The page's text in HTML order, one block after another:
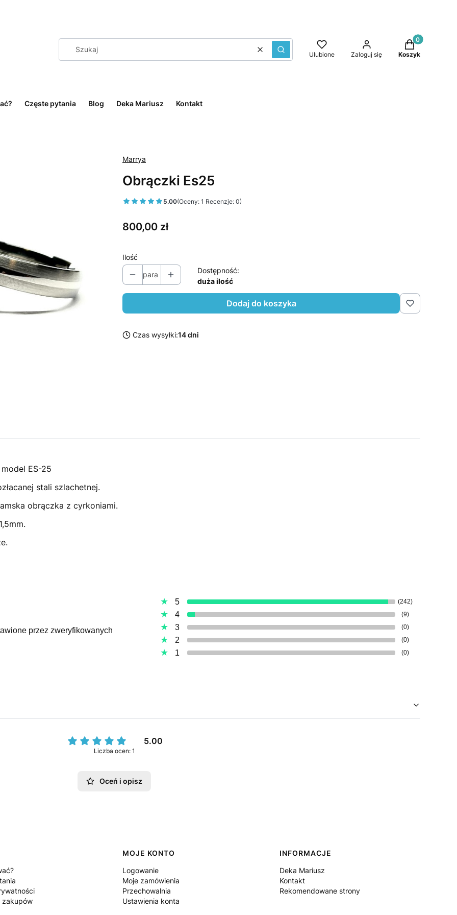
WyczyśćSzukaj Ulubione Zaloguj się
Produkty w
Koszyk
Częste pytania Blog Deka Mariusz Kontakt
Marrya
Obrączki Es25
5.00(Oceny: 1 Recenzje: 0)
Cena
800,00 zł
Ilość
para
Dostępność:
duża ilość
Dodaj do koszyka
Czas wysyłki:14 dni
ES-25
stali szlachetnej.
obrączka z cyrkoniami.
przez zweryfikowanych
5 (242)
4 (9)
3 (0)
2 (0)
1 (0)
5.00
Liczba ocen: 1
Oceń i opisz
zakupów
MOJE KONTO
Logowanie
Moje zamówienia
Przechowalnia
Ustawienia konta
INFORMACJE
Deka Mariusz
Kontakt
Rekomendowane strony